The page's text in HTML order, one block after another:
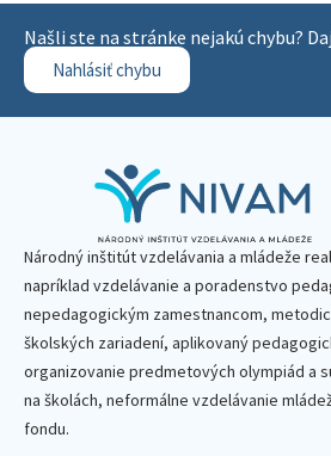
Našli ste na stránke nejakú chybu?
Nahlásiť chybu
Národný inštitút vzdelávania a mládeže
napríklad vzdelávanie a poradenstvo
nepedagogickým zamestnancom,
školských zariadení, aplikovaný
organizovanie predmetových olympiád a
na školách, neformálne vzdelávanie
fondu.